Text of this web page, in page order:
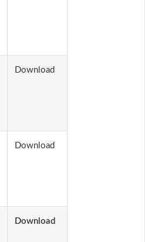
Download
Download
Download